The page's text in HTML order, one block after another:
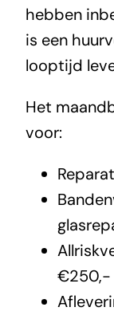
hebben
is een
looptijd
Het
voor:
€250,-